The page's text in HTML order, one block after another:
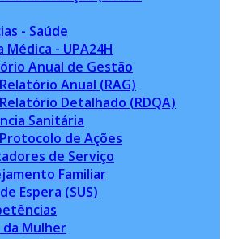
- Saúde
Médica - UPA24H
Anual de Gestão
Relatório Anual (RAG)
Relatório Detalhado (RDQA)
Sanitária
Protocolo de Ações
de Serviço
Familiar
Espera (SUS)
Mulher